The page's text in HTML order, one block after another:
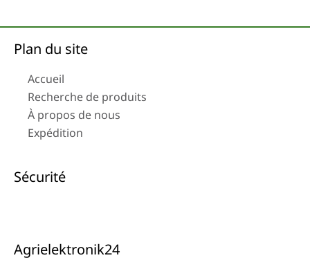
Plan du site
Accueil
Recherche de produits
À propos de nous
Expédition
Sécurité
Agrielektronik24